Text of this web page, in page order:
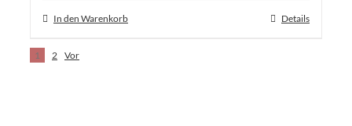
In den Warenkorb Details
1 2 Vor